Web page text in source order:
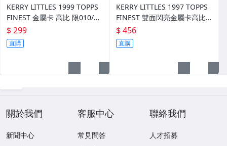
KERRY LITTLES 1999 TOPPS
FINEST 金屬卡 高比 限010/75
0 前後如圖
$ 299
直購
KERRY LITTLES 1997 TOPPS
FINEST 雙面閃亮金屬卡高比 R
EF 限135/289 前後如圖
$ 456
直購
關於我們
新聞中心
客服中心
常見問答
聯絡我們
人才招募